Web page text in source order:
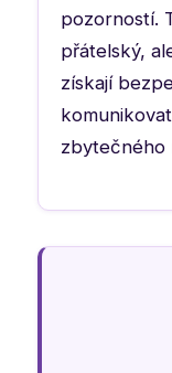
pozorností.
přátelský,
získají
zbytečného